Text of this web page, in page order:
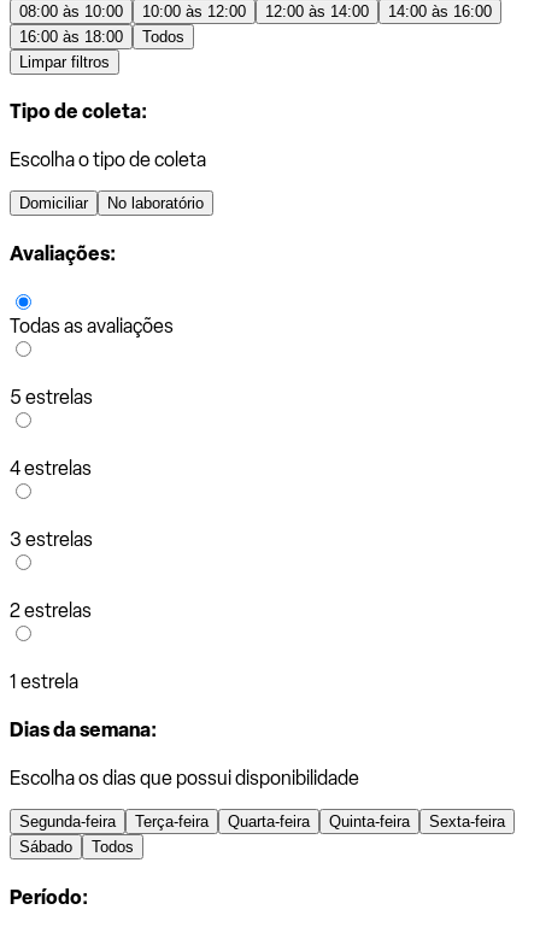
08:00 às 10:00 10:00 às 12:00 12:00 às 14:00
14:00 às 16:00
16:00 às 18:00
Todos
Limpar filtros
Tipo de coleta:
Escolha o tipo de coleta
Domiciliar No laboratório
Avaliações:
Todas as avaliações
5 estrelas
4 estrelas
3 estrelas
2 estrelas
1 estrela
Dias da semana:
Escolha os dias que possui disponibilidade
Segunda-feira Terça-feira Quarta-feira Quinta-feira
Sexta-feira
Sábado
Todos
Período: